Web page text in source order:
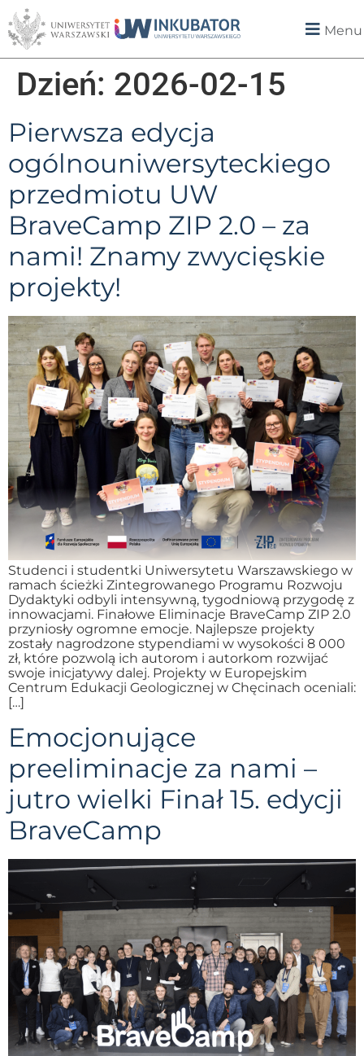
Menu
Dzień: 2026-02-15
Pierwsza edycja
ogólnouniwersyteckiego
przedmiotu UW
BraveCamp ZIP 2.0 – za
nami! Znamy zwycięskie
projekty!
Studenci i studentki Uniwersytetu Warszawskiego w
ramach ścieżki Zintegrowanego Programu Rozwoju
Dydaktyki odbyli intensywną, tygodniową przygodę z
innowacjami. Finałowe Eliminacje BraveCamp ZIP 2.0
przyniosły ogromne emocje. Najlepsze projekty
zostały nagrodzone stypendiami w wysokości 8 000
zł, które pozwolą ich autorom i autorkom rozwijać
swoje inicjatywy dalej. Projekty w Europejskim
Centrum Edukacji Geologicznej w Chęcinach oceniali:
[…]
Emocjonujące
preeliminacje za nami –
jutro wielki Finał 15. edycji
BraveCamp